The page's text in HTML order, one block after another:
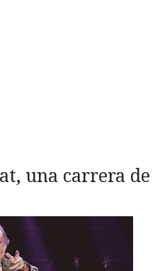
una carrera de